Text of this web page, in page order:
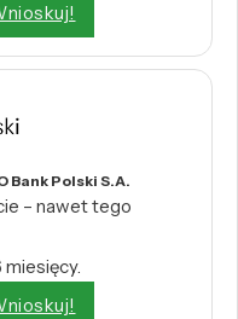
Bank Polski S.A.
– nawet tego
miesięcy.